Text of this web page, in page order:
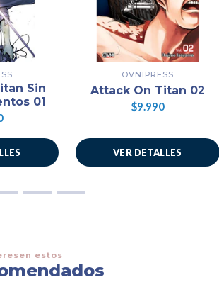
Sin
01
OVNIPRESS
Attack On Titan 02
$9.990
VER DETALLES
estos